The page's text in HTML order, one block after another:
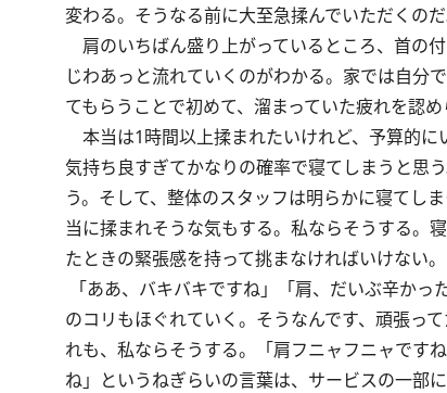
変わる。そうなる前に大至急揉んでいただくのだ
肩のいちばん盛り上がっているところ、首の
じわあっと流れていくのがわかる。家では自分
てもらうことで初めて、溜まっていた疲れを認め
本当は1時間以上揉まれたいけれど、予算的に
気持ち良すぎてかなりの確率で寝てしまうと思
う。そして、整体のスタッフは明らかに寝てし
当に揉まれそうな気もする。私ならそうする。
たときの緊張感を持って挑まなければいけない。
「ああ、バキバキですね」「肩、だいぶ辛か
のコリもほぐれていく。そうなんです、頑張っ
れも、私ならそうする。「肩フニャフニャです
ね」というねぎらいの言葉は、サービスの一部に